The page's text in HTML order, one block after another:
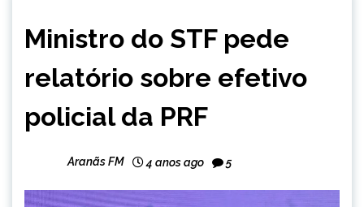
NOTÍCIAS
Ministro do STF pede
relatório sobre efetivo
policial da PRF
Aranãs FM 4 anos ago 5